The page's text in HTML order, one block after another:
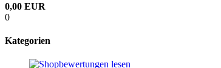
0,00 EUR
0
Kategorien